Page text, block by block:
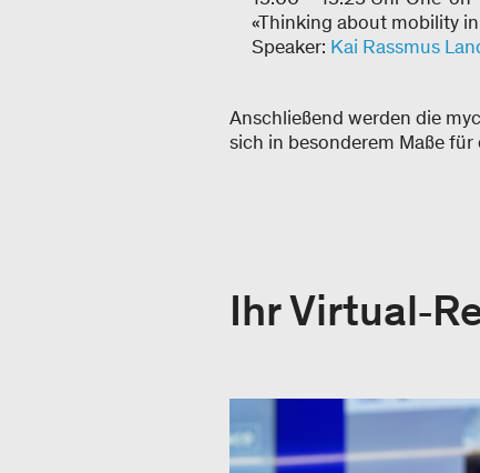
«Thinking about mobility
Speaker: Kai Rassmus
Anschließend werden die
sich in besonderem Maße
Ihr